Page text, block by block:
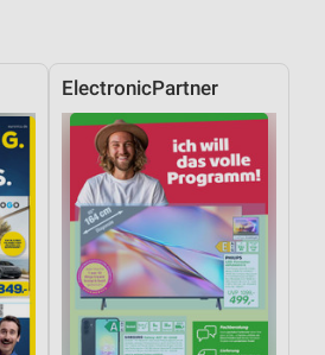
ElectronicPartner